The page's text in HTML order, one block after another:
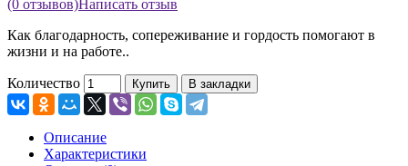
(0 отзывов)Написать отзыв
Как благодарность, сопереживание и гордость помогают в
жизни и на работе..
Количество Купить В закладки
Описание
Характеристики